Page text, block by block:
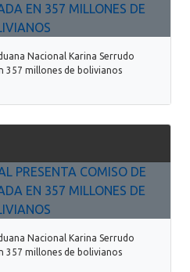
Nacional Karina Serrudo
357 millones de bolivianos
Nacional Karina Serrudo
357 millones de bolivianos